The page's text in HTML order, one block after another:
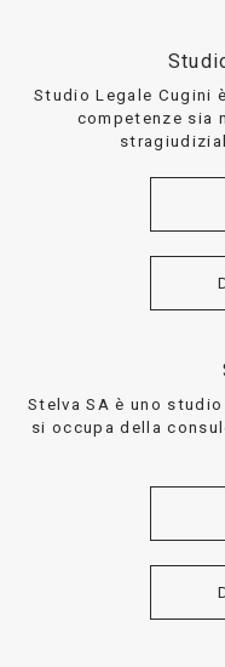
Studio Legale Cugini
competenze sia
Stelva SA è uno
si occupa della